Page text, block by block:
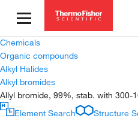
Chemicals
Organic compounds
Alkyl Halides
Alkyl bromides
Allyl bromide, 99%, stab. with 300-
Element Search
Structure